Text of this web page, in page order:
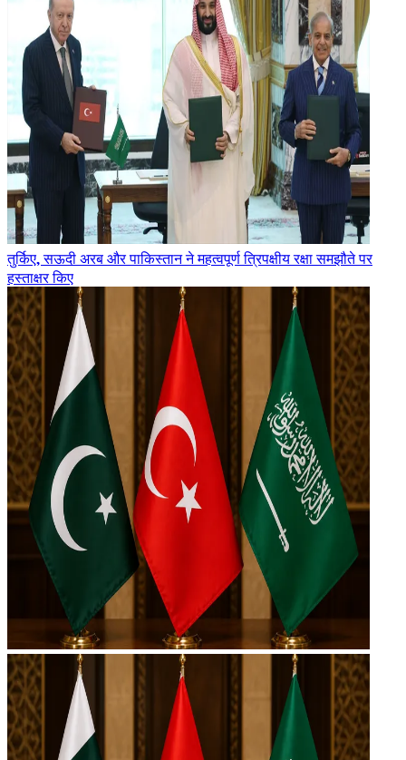
तुर्किए, सऊदी अरब और पाकिस्तान ने महत्वपूर्ण त्रिपक्षीय रक्षा समझौते पर
हस्ताक्षर किए